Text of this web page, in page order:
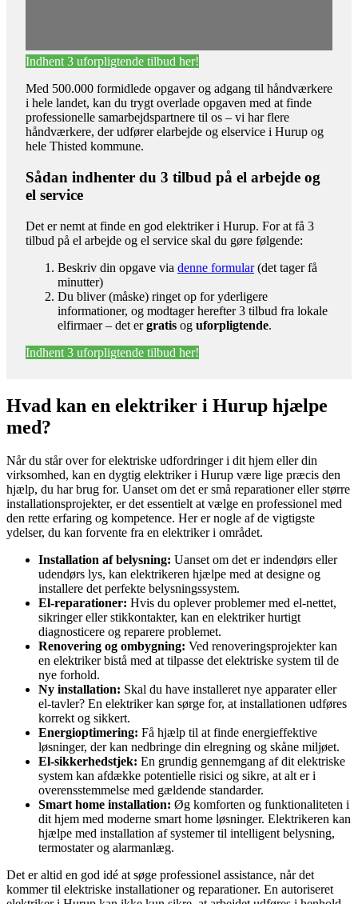
Indhent 3 uforpligtende tilbud her!
Med 500.000 formidlede opgaver og adgang til håndværkere
i hele landet, kan du trygt overlade opgaven med at finde
professionelle samarbejdspartnere til os – vi har flere
håndværkere, der udfører elarbejde og elservice i Hurup og
hele Thisted kommune.
Sådan indhenter du 3 tilbud på el arbejde og
el service
Det er nemt at finde en god elektriker i Hurup. For at få 3
tilbud på el arbejde og el service skal du gøre følgende:
Beskriv din opgave via denne formular(det tager få
minutter)
Du bliver (måske) ringet op for yderligere
informationer, og modtager herefter 3 tilbud fra lokale
elfirmaer – det ergratis og uforpligtende.
Indhent 3 uforpligtende tilbud her!
Hvad kan en elektriker i Hurup hjælpe
med?
Når du står over for elektriske udfordringer i dit hjem eller din
virksomhed, kan en dygtig elektriker i Hurup være lige præcis den
hjælp, du har brug for. Uanset om det er små reparationer eller større
installationsprojekter, er det essentielt at vælge en professionel med
den rette erfaring og kompetence. Her er nogle af de vigtigste
ydelser, du kan forvente fra en elektriker i området.
Installation af belysning: Uanset om det er indendørs eller
udendørs lys, kan elektrikeren hjælpe med at designe og
installere det perfekte belysningssystem.
El-reparationer: Hvis du oplever problemer med el-nettet,
sikringer eller stikkontakter, kan en elektriker hurtigt
diagnosticere og reparere problemet.
Renovering og ombygning: Ved renoveringsprojekter kan
en elektriker bistå med at tilpasse det elektriske system til de
nye forhold.
Ny installation: Skal du have installeret nye apparater eller
el-tavler? En elektriker kan sørge for, at installationen udføres
korrekt og sikkert.
Energioptimering: Få hjælp til at finde energieffektive
løsninger, der kan nedbringe din elregning og skåne miljøet.
El-sikkerhedstjek: En grundig gennemgang af dit elektriske
system kan afdække potentielle risici og sikre, at alt er i
overensstemmelse med gældende standarder.
Smart home installation: Øg komforten og funktionaliteten i
dit hjem med moderne smart home løsninger. Elektrikeren kan
hjælpe med installation af systemer til intelligent belysning,
termostater og alarmanlæg.
Det er altid en god idé at søge professionel assistance, når det
kommer til elektriske installationer og reparationer. En autoriseret